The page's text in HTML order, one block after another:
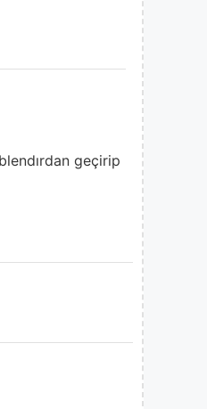
geçirip